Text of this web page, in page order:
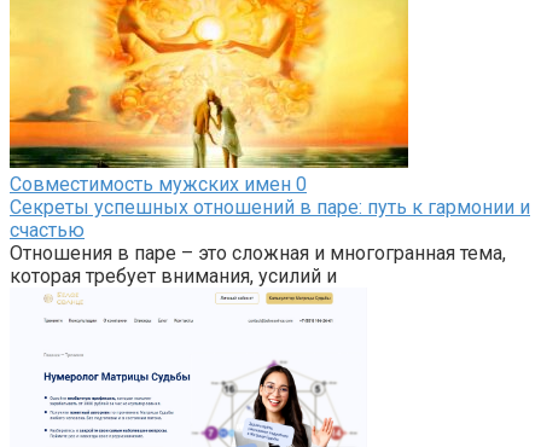
Совместимость мужских имен 0
Секреты успешных отношений в паре: путь к гармонии и
счастью
Отношения в паре – это сложная и многогранная тема,
которая требует внимания, усилий и